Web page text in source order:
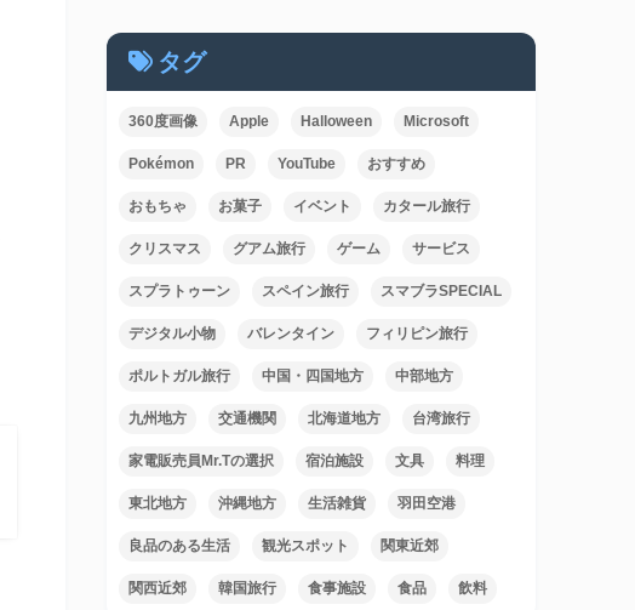
タグ
360度画像 Apple Halloween Microsoft
Pokémon PR YouTube おすすめ
おもちゃ お菓子 イベント カタール旅行
クリスマス グアム旅行 ゲーム サービス
スプラトゥーン スペイン旅行 スマブラSPECIAL
デジタル小物 バレンタイン フィリピン旅行
ポルトガル旅行 中国・四国地方 中部地方
九州地方 交通機関 北海道地方 台湾旅行
家電販売員Mr.Tの選択 宿泊施設 文具 料理
東北地方 沖縄地方 生活雑貨 羽田空港
良品のある生活 観光スポット 関東近郊
関西近郊 韓国旅行 食事施設 食品 飲料